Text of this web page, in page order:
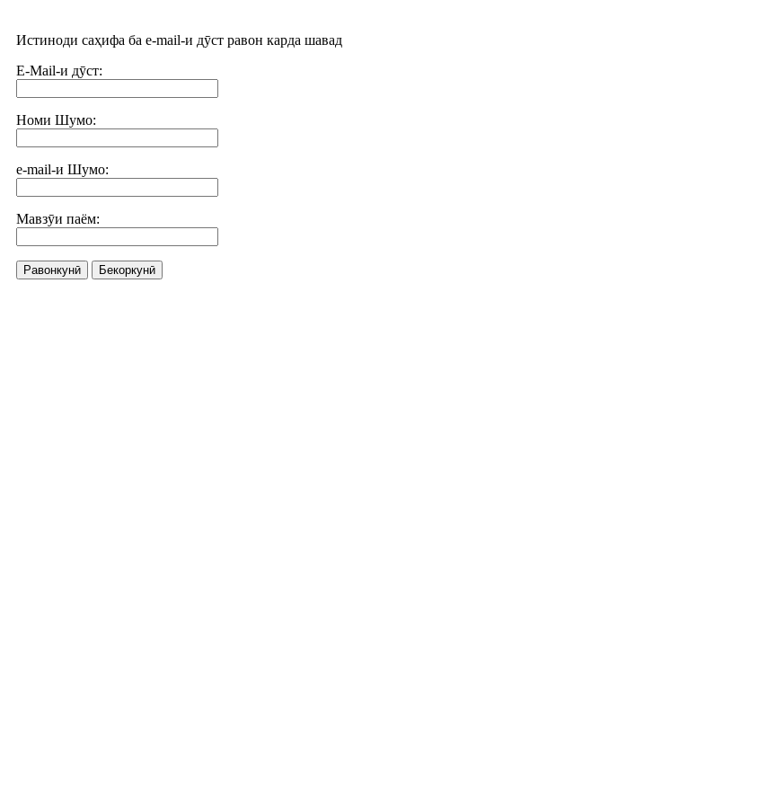
Истиноди саҳифа ба e-mail-и дӯст равон карда шавад
E-Mail-и дӯст:
Номи Шумо:
e-mail-и Шумо:
Мавзӯи паём:
Равонкунӣ Бекоркунӣ